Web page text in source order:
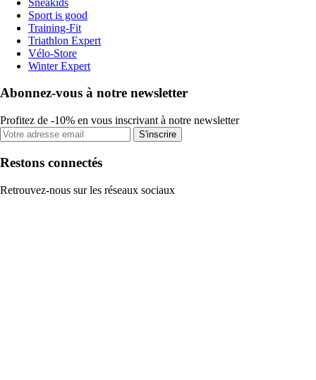
Sport is good
Training-Fit
Triathlon Expert
Vélo-Store
Winter Expert
Abonnez-vous à notre newsletter
Profitez de -10% en vous inscrivant à notre newsletter
S'inscrire
Restons connectés
Retrouvez-nous sur les réseaux sociaux